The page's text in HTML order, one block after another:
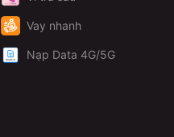
Vay nhanh
Nạp Data 4G/5G